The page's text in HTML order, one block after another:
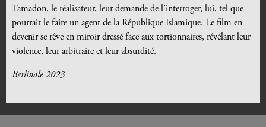
Tamadon, le réalisateur, leur demande de l’interroger, lui, tel que
pourrait le faire un agent de la République Islamique. Le film en
devenir se rêve en miroir dressé face aux tortionnaires, révélant leur
violence, leur arbitraire et leur absurdité.
Berlinale 2023